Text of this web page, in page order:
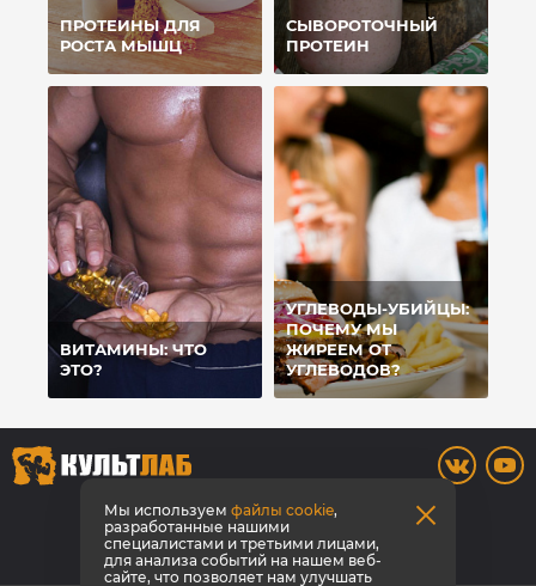
ПРОТЕИНЫ ДЛЯ
РОСТА МЫШЦ
СЫВОРОТОЧНЫЙ
ПРОТЕИН
ВИТАМИНЫ: ЧТО
ЭТО?
УГЛЕВОДЫ-УБИЙЦЫ:
ПОЧЕМУ МЫ
ЖИРЕЕМ ОТ
УГЛЕВОДОВ?
8 800 700-42-31
Заказать звонок
Мы используемфайлы cookie,
разработанные нашими
специалистами и третьими лицами,
для анализа событий на нашем веб-
сайте, что позволяет нам улучшать